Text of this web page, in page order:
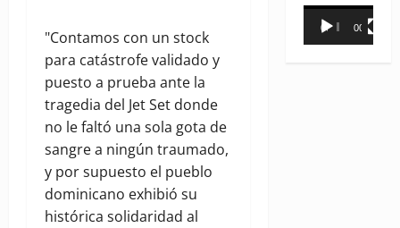
"Contamos con un stock
para catástrofe validado y
puesto a prueba ante la
tragedia del Jet Set donde
no le faltó una sola gota de
sangre a ningún traumado,
y por supuesto el pueblo
dominicano exhibió su
histórica solidaridad al
Reproductor
00:00 00:31